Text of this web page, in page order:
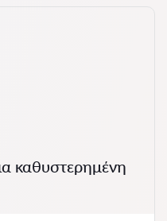
καθυστερημένη